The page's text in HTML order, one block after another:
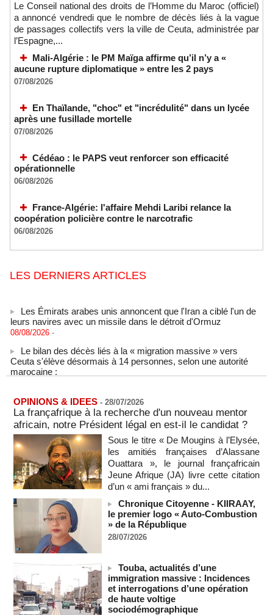
Le Conseil national des droits de l’Homme du Maroc (officiel)
a annoncé vendredi que le nombre de décès liés à la vague
de passages collectifs vers la ville de Ceuta, administrée par
l’Espagne,...
Mali-Algérie : le PM Maïga affirme qu’il n’y a «
aucune rupture diplomatique » entre les 2 pays
07/08/2026
En Thaïlande, "choc" et "incrédulité" dans un lycée
après une fusillade mortelle
07/08/2026
Cédéao : le PAPS veut renforcer son efficacité
opérationnelle
06/08/2026
France-Algérie: l'affaire Mehdi Laribi relance la
coopération policière contre le narcotrafic
06/08/2026
LES DERNIERS ARTICLES
leurs navires avec un missile dans le détroit d'Ormuz
08/08/2026 -
Ceuta s'élève désormais à 14 personnes, selon une autorité
marocaine :
08/08/2026 -
08/08/2026 -MOMO ALADJI
SENEGAL - Les Unes de la presse quotidienne du 8/9 août
2026
08/08/2026 -MOMO ALADJI
A Ceuta, les enfants migrants risquent d'être victimes de
maltraitance et d'exploitation, avertissent des ONG
07/08/2026 -
Les Bourses mondiales touchent des sommets après
l'emploi américain
07/08/2026 -
"Construction de la Grande Côte D'ivoire" : Le Président
Alassane Ouattara appelle à la contribution de toutes les forces
Polémique à l’Assemblée nationale : Yaël Braun-Pivet se dit
"dépassée" par les critiques concernant le nouveau pavillon
07/08/2026 -
OPINIONS & IDEES - 28/07/2026
La françafrique à la recherche d'un nouveau mentor
africain, notre Président légal en est-il le candidat ?
Sous le titre « De Mougins à l’Elysée,
les amitiés françaises d’Alassane
Ouattara », le journal françafricain
Jeune Afrique (JA) livre cette citation
d’un « ami français » du...
Chronique Citoyenne - KIIRAAY,
le premier logo « Auto-Combustion
» de la République
28/07/2026
Touba, actualités d’une
immigration massive : Incidences
et interrogations d’une opération
de haute voltige
sociodémographique